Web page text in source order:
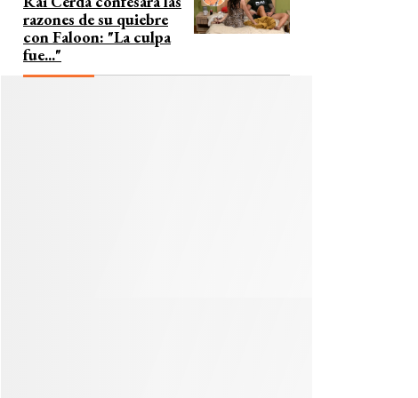
razones de su quiebre
con Faloon: "La culpa
fue..."